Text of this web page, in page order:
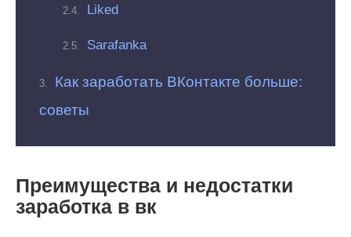
Liked
Sarafanka
Как заработать ВКонтакте больше:
советы
Преимущества и недостатки
заработка в вк